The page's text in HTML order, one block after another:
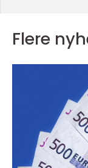
Flere